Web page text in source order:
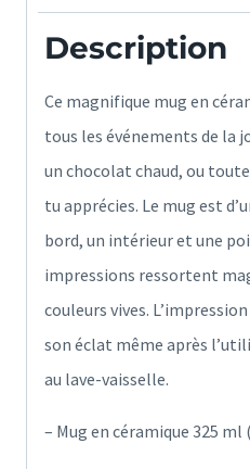
Description
Ce magnifique mug en
tous les événements de la
un chocolat chaud, ou
tu apprécies. Le mug est
bord, un intérieur et une
impressions ressortent
couleurs vives.
son éclat même après
au lave-vaisselle.
– Mug en céramique 325 ml